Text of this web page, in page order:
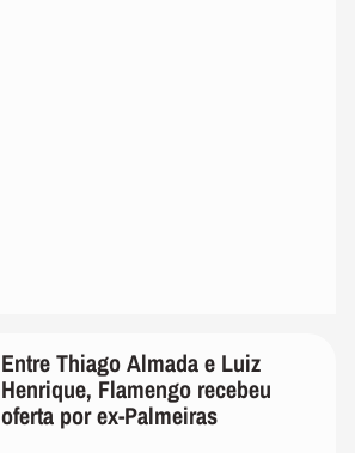
Entre Thiago Almada e Luiz
Henrique, Flamengo recebeu
oferta por ex-Palmeiras